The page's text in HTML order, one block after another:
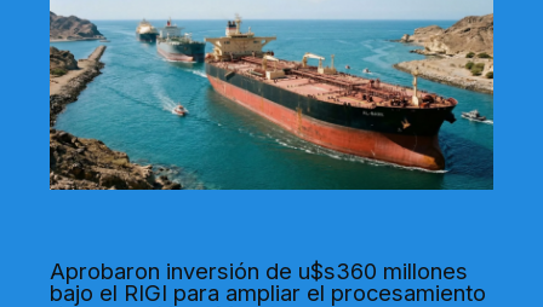
Aprobaron inversión de u$s360 millones
bajo el RIGI para ampliar el procesamiento